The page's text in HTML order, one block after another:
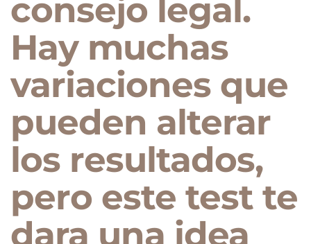
consejo legal.
Hay muchas
variaciones que
pueden alterar
los resultados,
pero este test te
dara una idea